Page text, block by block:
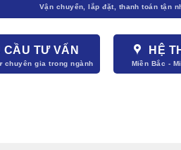
CẦU TƯ VẤN HỆ